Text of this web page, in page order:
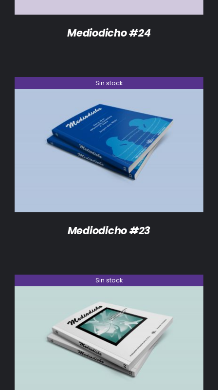
Mediodicho #24
Sin stock
DETALLES
Mediodicho #23
Sin stock
DETALLES